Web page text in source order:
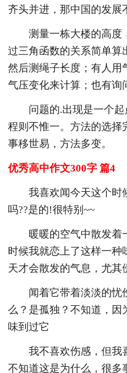
齐头并进，那中国的发展
测量一栋大楼的高度
过三角函数的关系简单算
然后测绳子长度；有人用
气压变化来计算；也有
问题的.出现是一个
程则不惟一。方法的选择
事移世易，方法多变。
优秀高中作文300字 篇4
我喜欢闻今天这个时
吗??是的!很特别~~
暖暖的空气中散发着
时候我就恋上了这样一
天才会散发的气息，尤
闻着它带着淡淡的忧
么？是孤独？不知道，因
味到过它
我不喜欢伤感，但我
不知道这是为什么，很多